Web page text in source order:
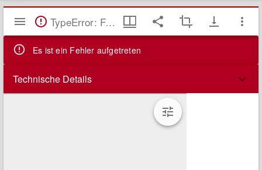
Mirador
Viewer TypeError: Failed to fetch
Es ist ein Fehler aufgetreten
Technische Details